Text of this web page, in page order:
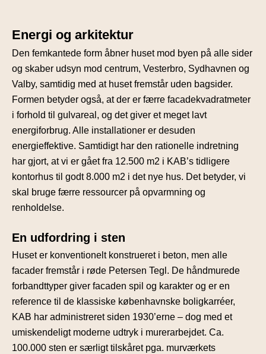
Energi og arkitektur
Den femkantede form åbner huset mod byen på alle sider
og skaber udsyn mod centrum, Vesterbro, Sydhavnen og
Valby, samtidig med at huset fremstår uden bagsider.
Formen betyder også, at der er færre facadekvadratmeter
i forhold til gulvareal, og det giver et meget lavt
energiforbrug. Alle installationer er desuden
energieffektive. Samtidigt har den rationelle indretning
har gjort, at vi er gået fra 12.500 m2 i KAB’s tidligere
kontorhus til godt 8.000 m2 i det nye hus. Det betyder, vi
skal bruge færre ressourcer på opvarmning og
renholdelse.
En udfordring i sten
Huset er konventionelt konstrueret i beton, men alle
facader fremstår i røde Petersen Tegl. De håndmurede
forbandttyper giver facaden spil og karakter og er en
reference til de klassiske københavnske boligkarréer,
KAB har administreret siden 1930’erne – dog med et
umiskendeligt moderne udtryk i murerarbejdet. Ca.
100.000 sten er særligt tilskåret pga. murværkets